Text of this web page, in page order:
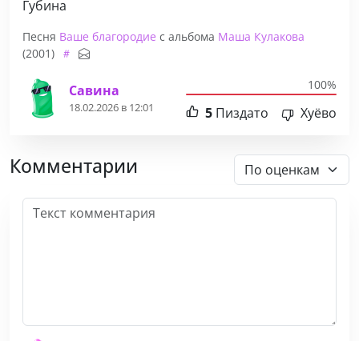
Губина
Песня Ваше благородие с альбома Маша Кулакова
(2001)
Савина
18.02.2026 в 12:01
100%
5 Пиздато Хуёво
Комментарии